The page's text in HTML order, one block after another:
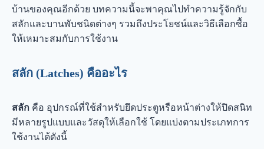
บ้านของคุณอีกด้วย บทความนี้จะพาคุณไปทำความรู้จักกับ
สลักและบานพับชนิดต่างๆ รวมถึงประโยชน์และวิธีเลือกซื้อ
ให้เหมาะสมกับการใช้งาน
สลัก (Latches) คืออะไร
สลัก คือ อุปกรณ์ที่ใช้สำหรับยึดประตูหรือหน้าต่างให้ปิดสนิท
มีหลายรูปแบบและวัสดุให้เลือกใช้ โดยแบ่งตามประเภทการ
ใช้งานได้ดังนี้